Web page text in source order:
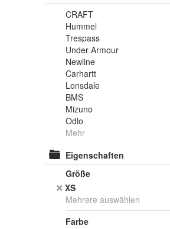
CRAFT
Hummel
Trespass
Under Armour
Newline
Carhartt
Lonsdale
BMS
Mizuno
Odlo
Mehr
Eigenschaften
Größe
XS
Mehrere auswählen
Farbe